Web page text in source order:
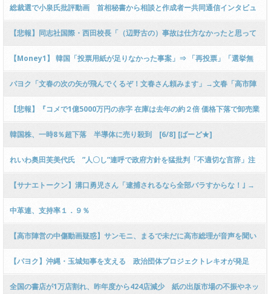
を韓国の教授が指摘、大炎上
総裁選で小泉氏批評動画 首相秘書から相談と作成者ー共同通信インタビュ
ー【悲報】同志社国際・西田校長「（辺野古の）事故は仕方なかったと思って
る！」と生徒の前で言い放ってた事が修学旅行に参加した生徒の日記に暴露
される → …
【Money1】 韓国「投票用紙が足りなかった事案」⇒ 「再投票」「選挙無
効」抗議活動が発火！
パヨク「文春の次の矢が飛んでくるぞ！文春さん頼みます」→文春「高市陣
営、礼賛動画大量作成！」
【悲報】『コメで1億5000万円の赤字 在庫は去年の約２倍 価格下落で卸売業
者は悲鳴』 → ﾈｯﾄ「結局「コメ不足」はマスコミ報道が原因ってこと？」
韓国株、一時8％超下落 半導体に売り殺到 [6/8] [ばーど★]
れいわ奥田芙美代氏 ”人〇し”連呼で政府方針を猛批判「不適切な言辞」注
意に「どの言葉ですか?」…防衛装備三原則の改定に触れ
【サナエトークン】溝口勇児さん「逮捕されるなら全部バラすからな！｣ →
大炎上で釈明「あ、あ、あれはエ、エ、エ、エンタメというか、よ、よ、よ
酔ったノリだから…」
中革連、支持率１．９％
【高市陣営の中傷動画疑惑】サンモニ、まるで未だに高市総理が音声を聞い
ていないかのような報道にネット騒然 → ｗｗｗｗｗｗｗｗｗｗｗｗｗｗｗｗ
ｗｗｗｗｗｗｗ
【パヨク】沖縄・玉城知事を支える 政治団体プロジェクトレキオが発足
知事選の対応は 県議・市町村議13人「中央政治に従属しない地方自治を」
全国の書店が1万店割れ、昨年度から424店減少 紙の出版市場の不振やネッ